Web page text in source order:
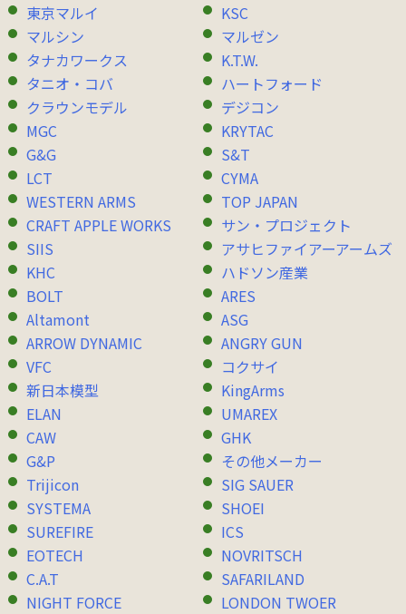
東京マルイ
KSC
マルシン
マルゼン
タナカワークス
K.T.W.
タニオ・コバ
ハートフォード
クラウンモデル
デジコン
MGC
KRYTAC
G&G
S&T
LCT
CYMA
WESTERN ARMS
TOP JAPAN
CRAFT APPLE WORKS
サン・プロジェクト
SIIS
アサヒファイアーアームズ
KHC
ハドソン産業
BOLT
ARES
Altamont
ASG
ARROW DYNAMIC
ANGRY GUN
VFC
コクサイ
新日本模型
KingArms
ELAN
UMAREX
CAW
GHK
G&P
その他メーカー
Trijicon
SIG SAUER
SYSTEMA
SHOEI
SUREFIRE
ICS
EOTECH
NOVRITSCH
C.A.T
SAFARILAND
NIGHT FORCE
LONDON TWOER